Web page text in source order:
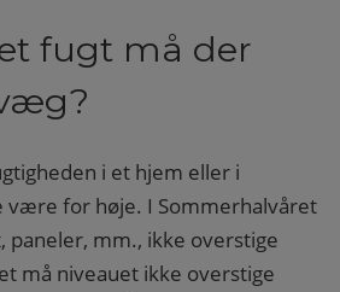
fugt må der
i et hjem eller i
være for høje. I Sommerhalvåret
mm., ikke overstige
må niveauet ikke overstige